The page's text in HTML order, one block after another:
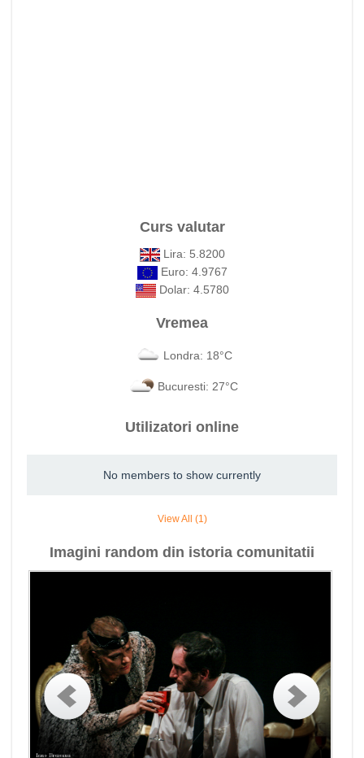
Curs valutar
Lira: 5.8200
Euro: 4.9767
Dolar: 4.5780
Vremea
Londra: 18°C
Bucuresti: 27°C
Utilizatori online
No members to show currently
View All (1)
Imagini random din istoria comunitatii